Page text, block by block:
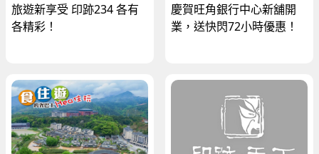
旅遊新享受 印跡234 各有
各精彩！
慶賀旺角銀行中心新舖開
業，送快閃72小時優惠！